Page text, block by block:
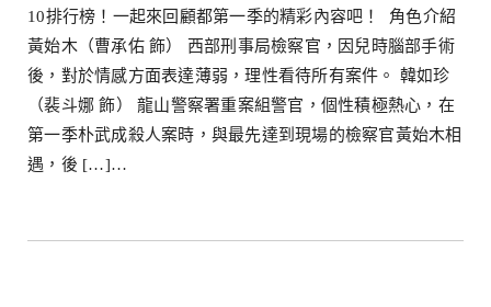
10排行榜！一起來回顧都第一季的精彩內容吧！ 角色介紹
黃始木（曹承佑 飾） 西部刑事局檢察官，因兒時腦部手術
後，對於情感方面表達薄弱，理性看待所有案件。 韓如珍
（裴斗娜 飾） 龍山警察署重案組警官，個性積極熱心，在
第一季朴武成殺人案時，與最先達到現場的檢察官黃始木相
遇，後 […]…